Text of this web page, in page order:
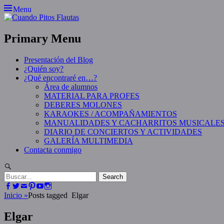
Skip
to
Menu
Primary Menu
Presentación del Blog
¿Quién soy?
¿Qué encontraré en…?
Área de alumnos
MATERIAL PARA PROFES
DEBERES MOLONES
KARAOKES / ACOMPAÑAMIENTOS
MANUALIDADES Y CACHARRITOS
DIARIO DE CONCIERTOS Y ACTIVIDADES
GALERÍA MULTIMEDIA
Contacta conmigo
Search
for:Facebook
Twitter
EmailPinterest
YouTube
Inicio »Posts tagged Elgar
Elgar